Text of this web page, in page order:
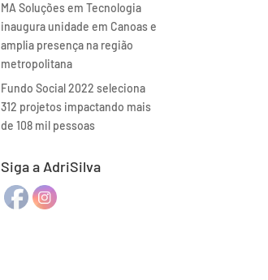
MA Soluções em Tecnologia
inaugura unidade em Canoas e
amplia presença na região
metropolitana
Fundo Social 2022 seleciona
312 projetos impactando mais
de 108 mil pessoas
Siga a AdriSilva